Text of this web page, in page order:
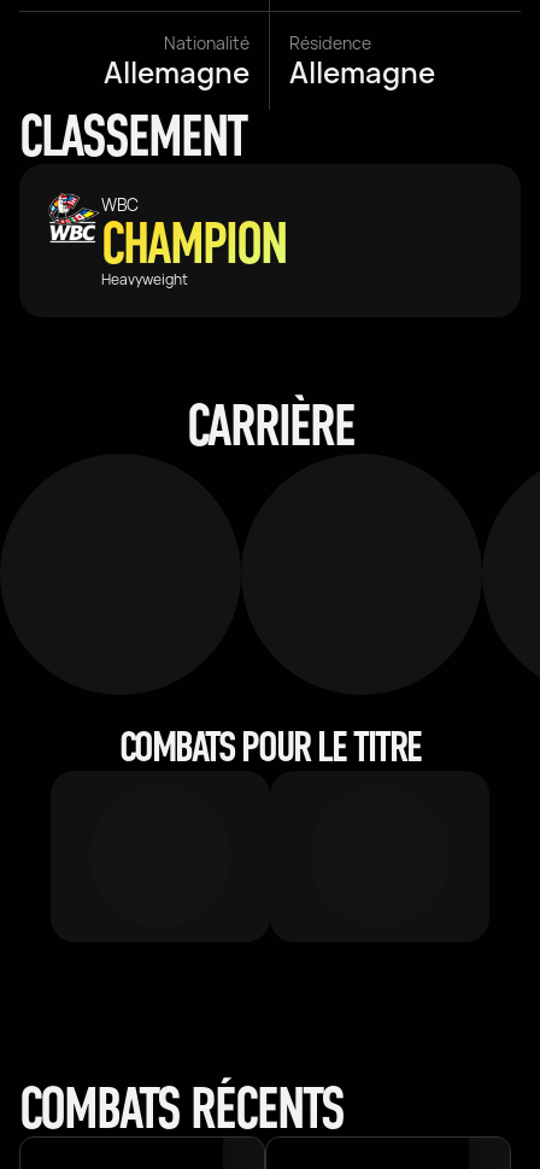
Nationalité
Allemagne
Résidence
Allemagne
CLASSEMENT
WBC
CHAMPION
Heavyweight
CARRIÈRE
COMBATS POUR LE TITRE
COMBATS RÉCENTS